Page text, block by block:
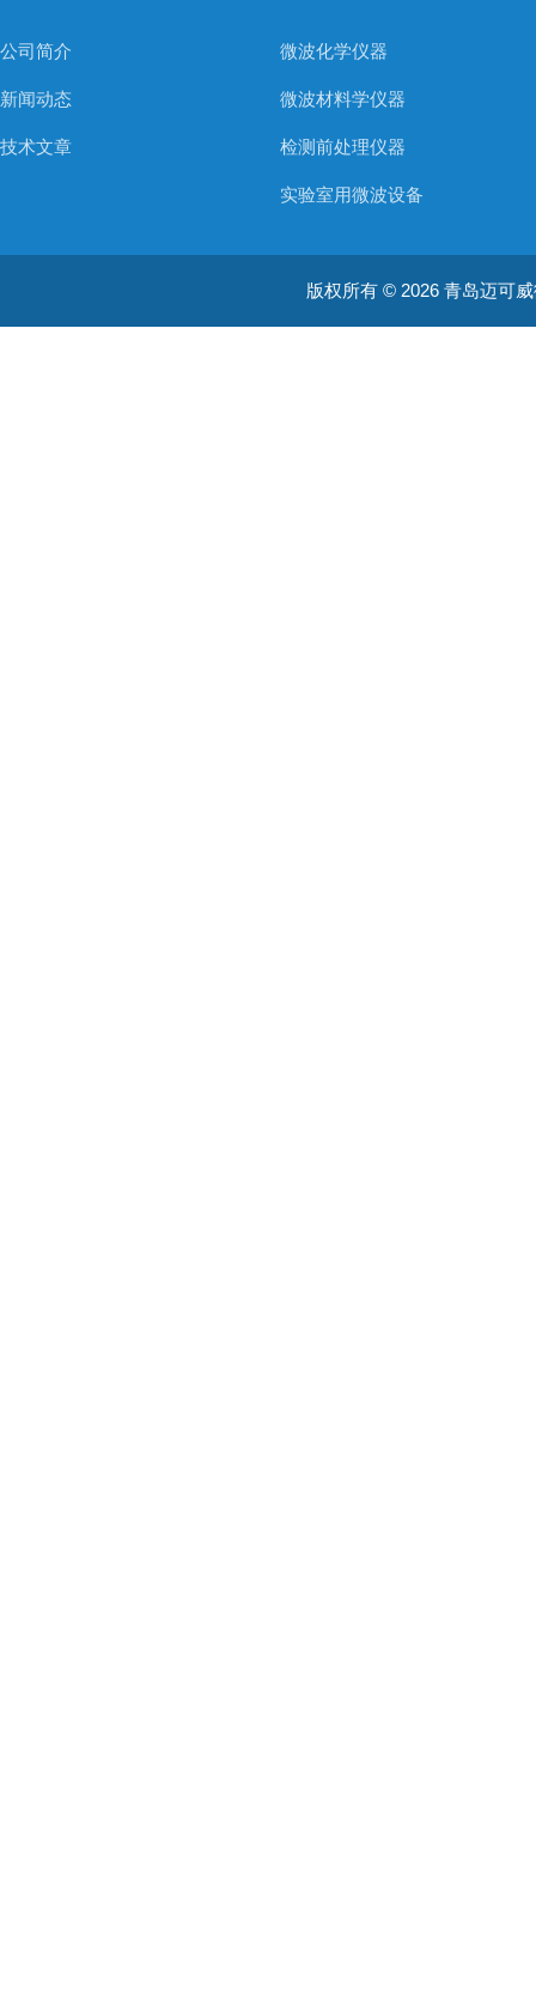
公司简介
新闻动态
技术文章
微波化学仪器
微波材料学仪器
检测前处理仪器
实验室用微波设备
工业和商用微波产品
版权所有 © 2026 青岛迈可